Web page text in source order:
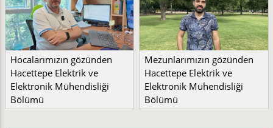
Hocalarımızın gözünden
Hacettepe Elektrik ve
Elektronik Mühendisliği
Bölümü
Mezunlarımızın gözünden
Hacettepe Elektrik ve
Elektronik Mühendisliği
Bölümü